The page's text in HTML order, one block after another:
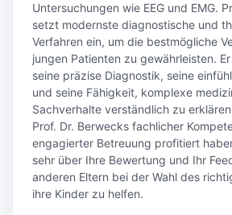
Untersuchungen wie EEG und EMG.
setzt modernste diagnostische und
Verfahren ein, um die bestmögliche
jungen Patienten zu gewährleisten.
seine präzise Diagnostik, seine
und seine Fähigkeit, komplexe
Sachverhalte verständlich zu
Prof. Dr. Berwecks fachlicher
engagierter Betreuung profitiert
sehr über Ihre Bewertung und Ihr
anderen Eltern bei der Wahl des
ihre Kinder zu helfen.